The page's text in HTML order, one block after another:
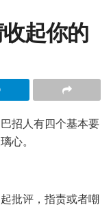
起你的
招人有四个基本要
心。
批评，指责或者嘲